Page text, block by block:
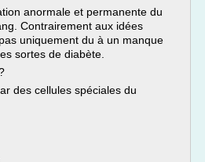
anormale et permanente du
Contrairement aux idées
uniquement du à un manque
sortes de diabète.
des cellules spéciales du